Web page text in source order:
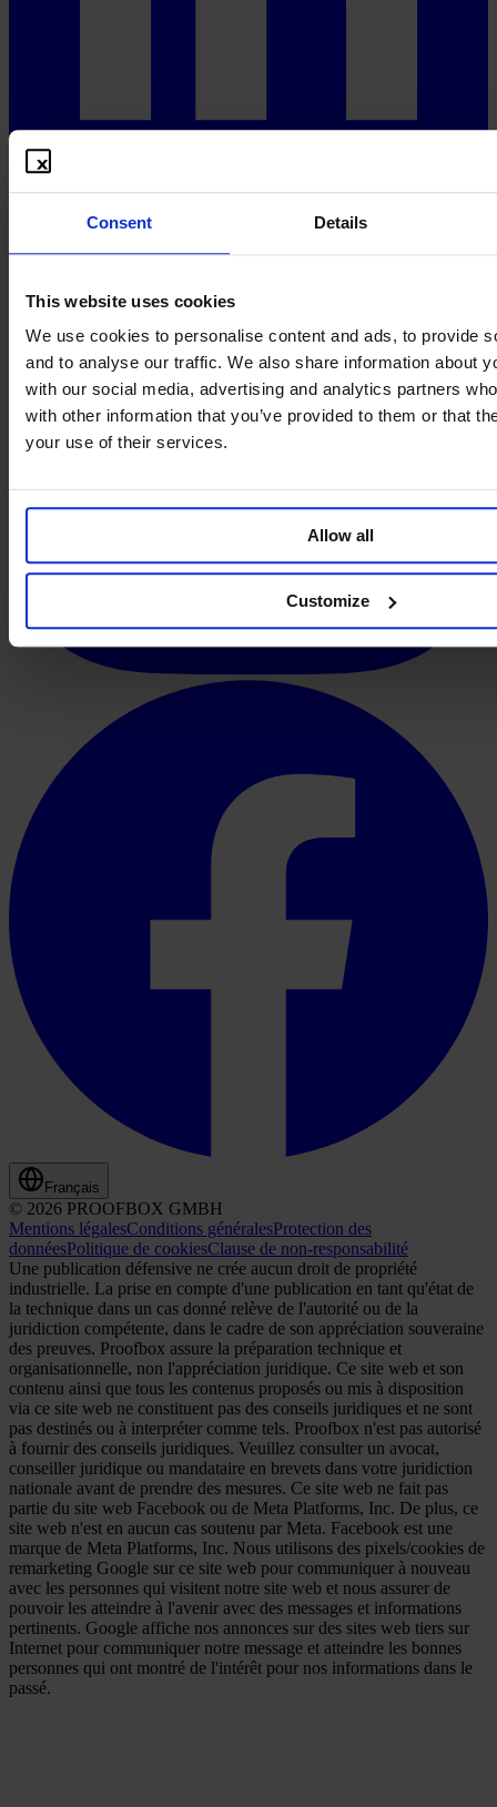
Consent Details
This website uses cookies
We use cookies to personalise content and ads, to provide
and to analyse our traffic. We also share information about
with our social media, advertising and analytics partners
with other information that you’ve provided to them or that
your use of their services.
Allow all
Customize
Français
© 2026 PROOFBOX GMBH
Mentions légalesConditions généralesProtection des
donnéesPolitique de cookiesClause de non-responsabilité
Une publication défensive ne crée aucun droit de propriété
industrielle. La prise en compte d'une publication en tant qu'état de
la technique dans un cas donné relève de l'autorité ou de la
juridiction compétente, dans le cadre de son appréciation souveraine
des preuves. Proofbox assure la préparation technique et
organisationnelle, non l'appréciation juridique. Ce site web et son
contenu ainsi que tous les contenus proposés ou mis à disposition
via ce site web ne constituent pas des conseils juridiques et ne sont
pas destinés ou à interpréter comme tels. Proofbox n'est pas autorisé
à fournir des conseils juridiques. Veuillez consulter un avocat,
conseiller juridique ou mandataire en brevets dans votre juridiction
nationale avant de prendre des mesures. Ce site web ne fait pas
partie du site web Facebook ou de Meta Platforms, Inc. De plus, ce
site web n'est en aucun cas soutenu par Meta. Facebook est une
marque de Meta Platforms, Inc. Nous utilisons des pixels/cookies de
remarketing Google sur ce site web pour communiquer à nouveau
avec les personnes qui visitent notre site web et nous assurer de
pouvoir les atteindre à l'avenir avec des messages et informations
pertinents. Google affiche nos annonces sur des sites web tiers sur
Internet pour communiquer notre message et atteindre les bonnes
personnes qui ont montré de l'intérêt pour nos informations dans le
passé.